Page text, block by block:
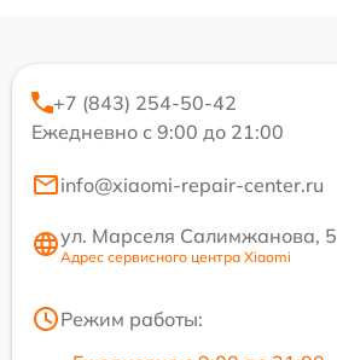
+7 (843) 254-50-42
Ежедневно с 9:00 до 21:00
info@xiaomi-repair-center.ru
ул. Марселя Салимжанова, 5
Адрес сервисного центра Xiaomi
Режим работы: